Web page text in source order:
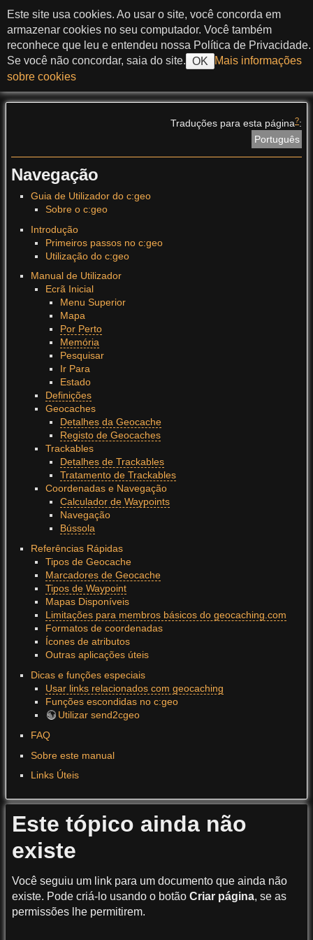
ir ao conteúdo
c:geo User Guide
Traduções para esta página?:
Português
Navegação
Guia de Utilizador do c:geo
Sobre o c:geo
Introdução
Primeiros passos no c:geo
Utilização do c:geo
Manual de Utilizador
Ecrã Inicial
Menu Superior
Mapa
Por Perto
Memória
Pesquisar
Ir Para
Estado
Definições
Geocaches
Detalhes da Geocache
Registo de Geocaches
Trackables
Detalhes de Trackables
Tratamento de Trackables
Coordenadas e Navegação
Calculador de Waypoints
Navegação
Bússola
Referências Rápidas
Tipos de Geocache
Marcadores de Geocache
Tipos de Waypoint
Mapas Disponíveis
Limitações para membros básicos do geocaching.com
Formatos de coordenadas
Ícones de atributos
Outras aplicações úteis
Dicas e funções especiais
Usar links relacionados com geocaching
Funções escondidas no c:geo
Utilizar send2cgeo
FAQ
Sobre este manual
Links Úteis
Este tópico ainda não
existe
Você seguiu um link para um documento que ainda não
existe. Pode criá-lo usando o botão Criar página, se as
permissões lhe permitirem.
Este site usa cookies. Ao usar o site, você concorda em
armazenar cookies no seu computador. Você também
reconhece que leu e entendeu nossa Política de Privacidade.
Se você não concordar, saia do site. OK
Mais informações
sobre cookies